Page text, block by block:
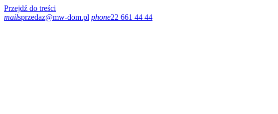
Przejdź do treści
mailsprzedaz@mw-dom.pl phone22 661 44 44